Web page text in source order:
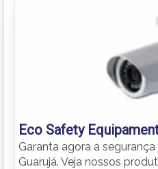
Eco Safety
Garanta agora a
Guarujá. Veja nossos